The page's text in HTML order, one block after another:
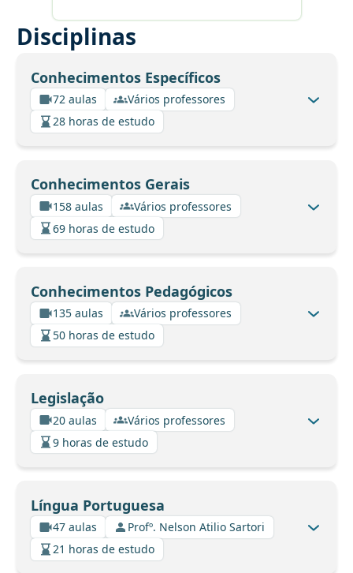
Disciplinas
Conhecimentos Específicos
72 aulas
Vários professores
28 horas de estudo
Conhecimentos Gerais
158 aulas
Vários professores
69 horas de estudo
Conhecimentos Pedagógicos
135 aulas
Vários professores
50 horas de estudo
Legislação
20 aulas
Vários professores
9 horas de estudo
Língua Portuguesa
47 aulas
Profº. Nelson Atilio Sartori
21 horas de estudo